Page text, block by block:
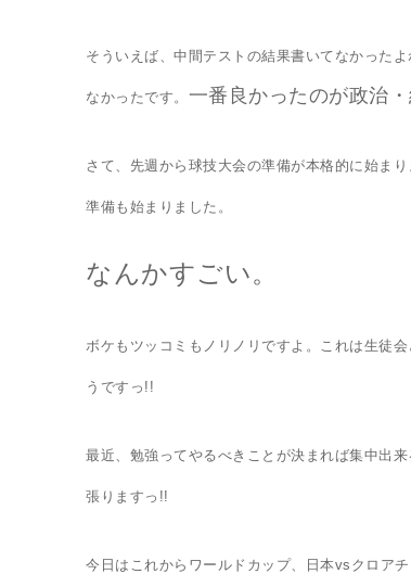
そういえば、中間テストの結果書いてなかった
なかったです。 一番良かったのが政治
さて、先週から球技大会の準備が本格的に始ま
準備も始まりました。
なんかすごい。
ボケもツッコミもノリノリですよ。これは生徒
うですっ!!
最近、勉強ってやるべきことが決まれば集中出
張りますっ!!
今日はこれからワールドカップ、日本vsクロア